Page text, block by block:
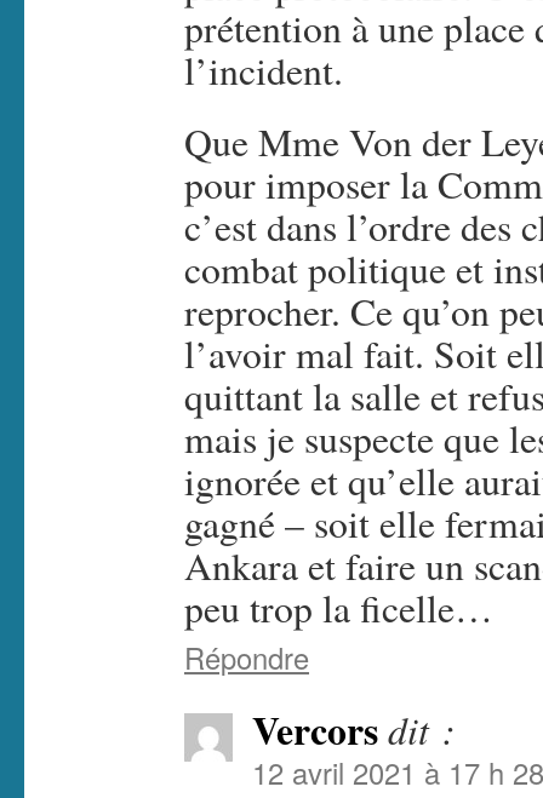
prétention à une place
l’incident.
Que Mme Von der
pour imposer la
c’est dans l’ordre des
combat politique et
reprocher. Ce qu’on
l’avoir mal fait. Soit
quittant la salle et
mais je suspecte que
ignorée et qu’elle
gagné – soit elle
Ankara et faire un
peu trop la ficelle…
Répondre
Vercorsdit :
12 avril 2021 à 17 h